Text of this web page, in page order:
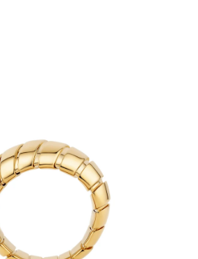
de Bvlgari et de la
faire d’un métal précieux
vivante. Née de l'alliance
un design industriel
et une maîtrise artisanale
bague Bvlgari Tubogas en
18 K uni incarne le style